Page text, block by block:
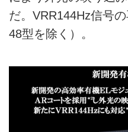
だ。VRR144Hz信号
48型を除く）。